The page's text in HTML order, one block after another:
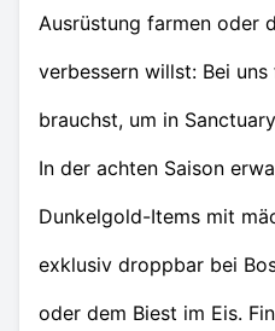
Ausrüstung farmen oder
verbessern willst: Bei
brauchst, um in
In der achten Saison
Dunkelgold-Items mit
exklusiv droppbar bei
oder dem Biest im Eis.